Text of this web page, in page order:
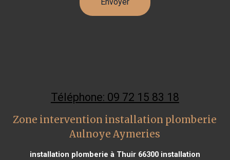
Téléphone: 09 72 15 83 18
Zone intervention installation plomberie
Aulnoye Aymeries
installation plomberie à Thuir 66300installation